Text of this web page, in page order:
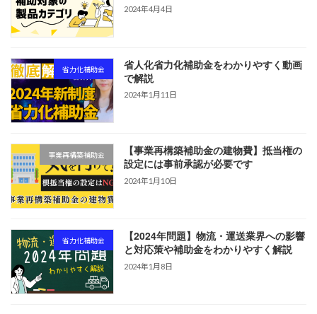
2024年4月4日
省力化補助金
省人化省力化補助金をわかりやすく動画
で解説
2024年1月11日
事業再構築補助金
【事業再構築補助金の建物費】抵当権の
設定には事前承認が必要です
2024年1月10日
省力化補助金
【2024年問題】物流・運送業界への影響
と対応策や補助金をわかりやすく解説
2024年1月8日